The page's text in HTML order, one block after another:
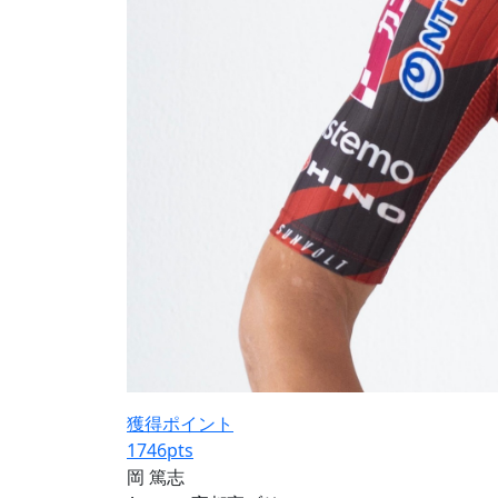
獲得ポイント
1746pts
岡 篤志